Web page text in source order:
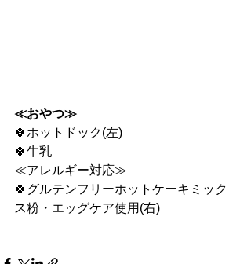
≪おやつ≫
🍀ホットドック(左)
🍀牛乳
≪アレルギー対応≫
🍀グルテンフリーホットケーキミック
ス粉・エッグケア使用(右)